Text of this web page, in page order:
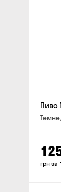
Пиво
грн за